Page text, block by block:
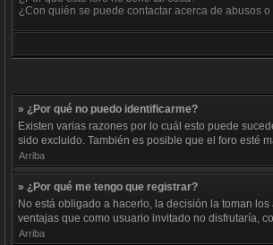
¿Con quién se puede contactar acerca de abusos
» ¿Por qué no puedo identificarme?
Existen varias razones por lo cuál esto puede
sido excluido. También es posible que el foro esté
Arriba
» ¿Por qué me tengo que registrar?
No está obligado a hacerlo, la decisión la toman
ventajas que como usuario invitado no disfrutaría,
Arriba